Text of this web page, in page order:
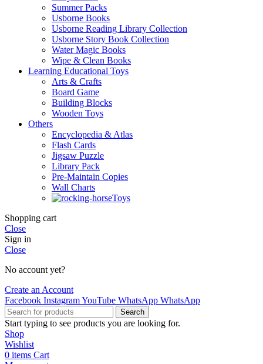
Summer Packs
Usborne Books
Usborne Reading Library Collection
Usborne Story Book Collection
Water Magic Books
Wipe & Clean Books
Learning Educational Toys
Arts & Crafts
Board Game
Building Blocks
Wooden Toys
Others
Encyclopedia & Atlas
Flash Cards
Jigsaw Puzzle
Library Pack
Pre-Maintain Copies
Wall Charts
Toys
Shopping cart
Close
Sign in
Close
No account yet?
Create an Account
Facebook InstagramYouTube WhatsApp WhatsApp
Search
Start typing to see products you are looking for.
Shop
Wishlist
0 items Cart